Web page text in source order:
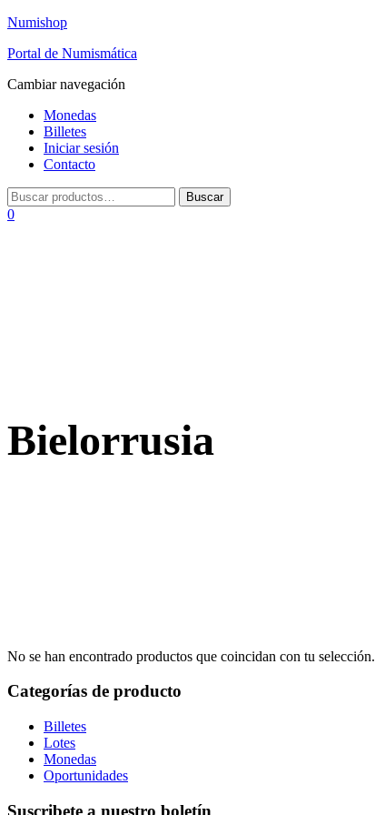
Numishop
Portal de Numismática
Cambiar navegación
Monedas
Billetes
Iniciar sesión
Contacto
0
Bielorrusia
No se han encontrado productos que coincidan con tu selección.
Categorías de producto
Billetes
Lotes
Monedas
Oportunidades
Suscribete a nuestro boletín